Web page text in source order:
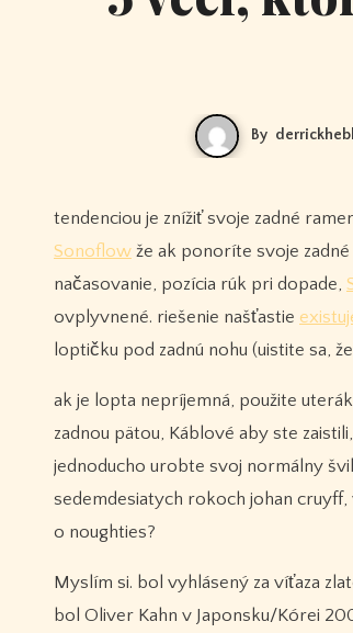
By
tendenciou je znížiť svoje zadné
Sonoflow že ak ponoríte svoje
načasovanie, pozícia rúk pri dopade,
ovplyvnené. riešenie našťastie
loptičku pod zadnú nohu (uistite sa,
ak je lopta nepríjemná, použite
zadnou pätou, Káblové aby ste
jednoducho urobte svoj normálny
sedemdesiatych rokoch johan
o noughties?
Myslím si. bol vyhlásený za víťaza
bol Oliver Kahn v Japonsku/Kórei